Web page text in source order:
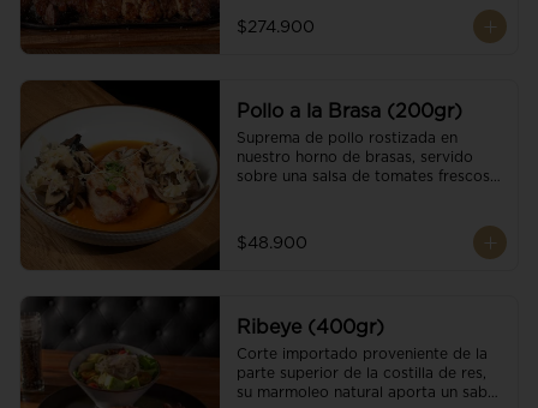
Acompañado de salsa criolla de la
casa.
$274.900
Pollo a la Brasa (200gr)
Suprema de pollo rostizada en
nuestro horno de brasas, servido
sobre una salsa de tomates frescos y
$48.900
Ribeye (400gr)
Corte importado proveniente de la
parte superior de la costilla de res,
su marmoleo natural aporta un sabor